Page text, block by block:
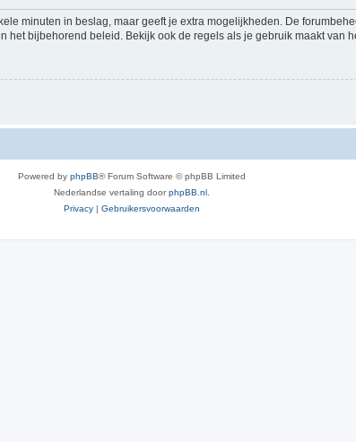
minuten in beslag, maar geeft je extra mogelijkheden. De
bijbehorend beleid. Bekijk ook de regels als je gebruik maakt van
Powered by phpBB® Forum Software © phpBB Limited
Nederlandse vertaling doorphpBB.nl.
Privacy | Gebruikersvoorwaarden